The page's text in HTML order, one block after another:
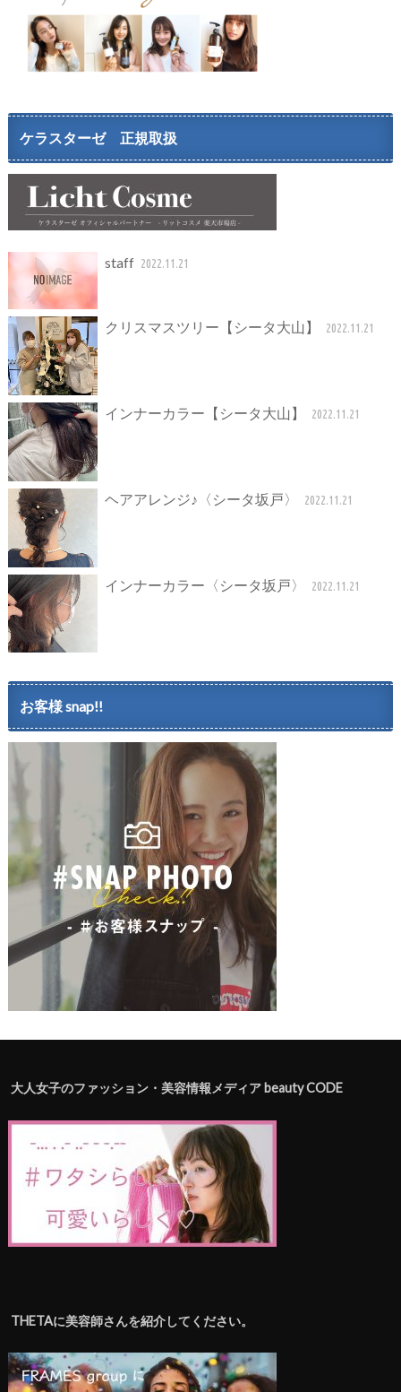
ケラスターゼ 正規取扱
staff 2022.11.21
クリスマスツリー【シータ大山】 2022.11.21
インナーカラー【シータ大山】 2022.11.21
ヘアアレンジ♪〈シータ坂戸〉 2022.11.21
インナーカラー〈シータ坂戸〉 2022.11.21
お客様 snap!!
大人女子のファッション・美容情報メディア beauty CODE
THETAに美容師さんを紹介してください。